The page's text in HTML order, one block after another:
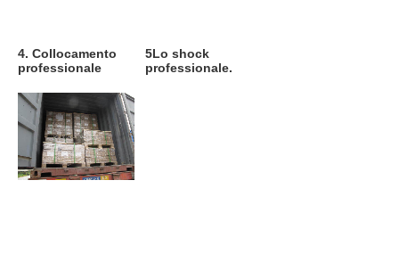
4. Collocamento
professionale
5Lo shock
professionale.